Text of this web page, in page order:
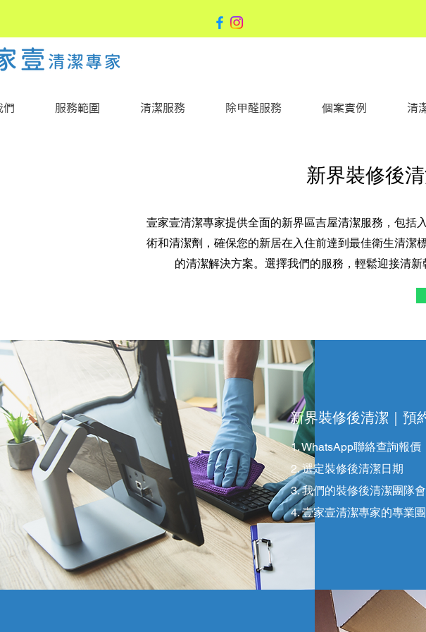
們 服務範圍 清潔服務 除甲醛服務 個案實例 清
新界裝修後
壹家壹清潔專家提供全面的新界區吉屋清潔服務，包括
術和清潔劑，確保您的新居在入住前達到最佳衛生清潔
的清潔解決方案。選擇我們的服務，輕鬆迎接清
新界裝修後清潔｜預
1. WhatsApp聯絡查詢報價
2. 選定裝修後清潔日期
3. 我們的裝修後清潔團隊
4. ​壹家壹清潔專家的專業